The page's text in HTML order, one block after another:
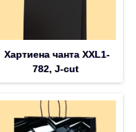
Хартиена чанта XXL1-
782, J-cut